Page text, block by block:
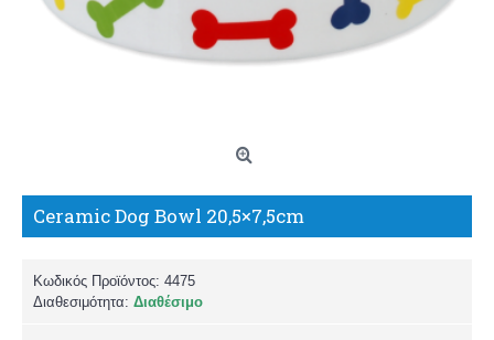
Ceramic Dog Bowl 20,5×7,5cm
Κωδικός Προϊόντος: 4475
Διαθεσιμότητα: Διαθέσιμο